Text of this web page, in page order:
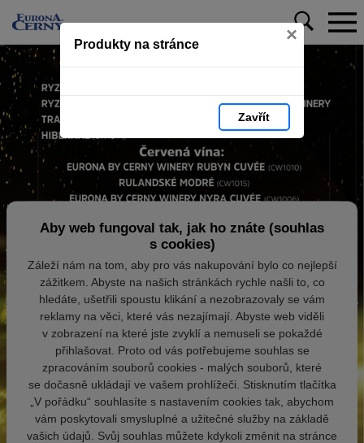
Produkty na stránce ×
Zavřít
Aby web fungoval tak, jak ho znáte (souhlas
s cookies)
Záleží nám na tom, aby pro vás nakupování bylo co nejlepší
zážitkem. Abyste na našich stránkách rychle našli to, co
hledáte, ušetřili spoustu klikání a nezobrazovaly se vám
reklamy na věci, které vás nezajímají. Abyste web viděli
v zobrazení na které jste zvyklí a nemuseli se pokaždé
přihlašovat. Proto od vás potřebujeme souhlas se
zpracováním souborů cookies - malých souborů, které
se dočasně ukládají ve vašem prohlížeči. Stisknutím tlačítka
„V pořádku“ souhlasíte s nastavením cookies tak, abychom
vám poskytovali smysluplné a užitečné služby na základě
vašich údajů. Svůj souhlas můžete kdykoli změnit na stránce